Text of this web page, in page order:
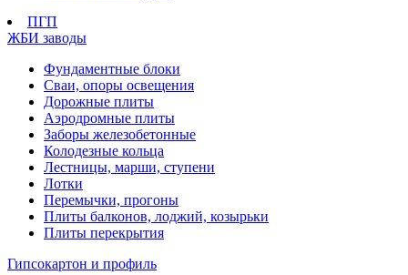
ПГП
ЖБИ заводы
Фундаментные блоки
Сваи, опоры освещения
Дорожные плиты
Аэродромные плиты
Заборы железобетонные
Колодезные кольца
Лестницы, марши, ступени
Лотки
Перемычки, прогоны
Плиты балконов, лоджий, козырьки
Плиты перекрытия
Гипсокартон и профиль